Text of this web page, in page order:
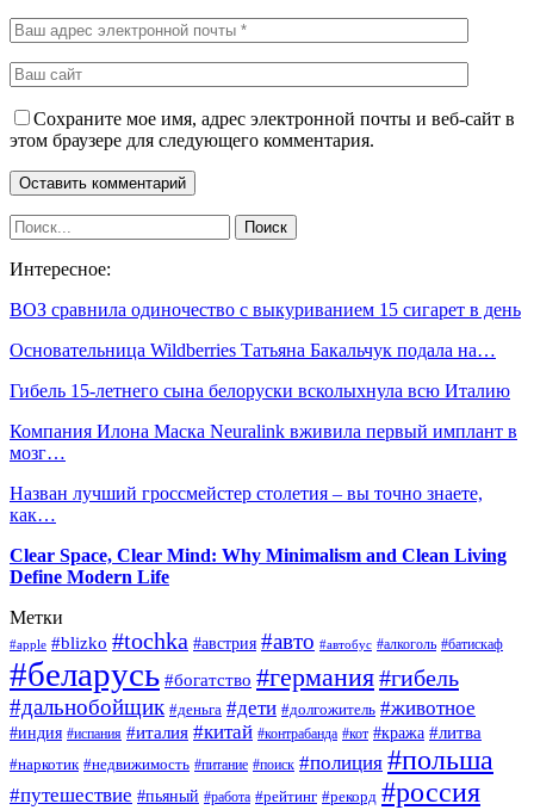
Сохраните мое имя, адрес электронной почты и веб-сайт в
этом браузере для следующего комментария.
Интересное:
ВОЗ сравнила одиночество с выкуриванием 15 сигарет в день
Основательница Wildberries Татьяна Бакальчук подала на…
Гибель 15-летнего сына белоруски всколыхнула всю Италию
Компания Илона Маска Neuralink вживила первый имплант в
мозг…
Назван лучший гроссмейстер столетия – вы точно знаете,
как…
Clear Space, Clear Mind: Why Minimalism and Clean Living
Define Modern Life
Метки
#apple #blizko #tochka #австрия #авто #автобус #алкоголь #батискаф
#беларусь #богатство #германия#гибель
#дальнобойщик #деньга #дети #долгожитель #животное
#индия #испания #италия #китай #контрабанда #кот #кража #литва
#наркотик #недвижимость #питание #поиск #полиция #польша
#путешествие #пьяный #работа #рейтинг #рекорд #россия